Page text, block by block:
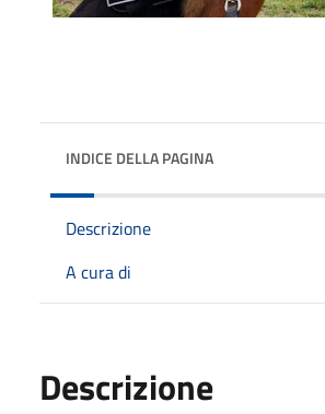
INDICE DELLA PAGINA
Descrizione
A cura di
Descrizione